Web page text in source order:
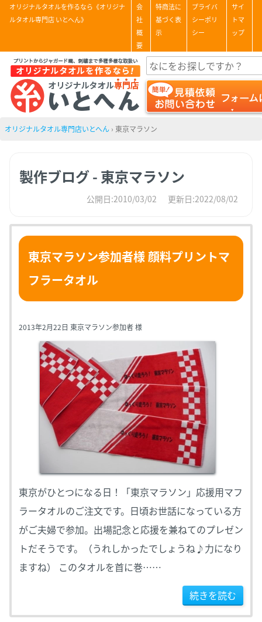
オリジナルタオルを作るなら《オリジナ
ルタオル専門店 いとへん》
会
社
概
要
特商法に
基づく表
示
プライバ
シーポリ
シー
サイ
トマ
ップ
オリジナルタオル専門店いとへん › 東京マラソン
製作ブログ - 東京マラソン
公開日:2010/03/02 更新日:2022/08/02
東京マラソン参加者様 顔料プリントマ
フラータオル
2013年2月22日 東京マラソン参加者 様
東京がひとつになる日！「東京マラソン」応援用マフ
ラータオルのご注文です。日頃お世話になっている方
がご夫婦で参加。出場記念と応援を兼ねてのプレゼン
トだそうです。（うれしかったでしょうね♪力になり
ますね） このタオルを首に巻……
続きを読む